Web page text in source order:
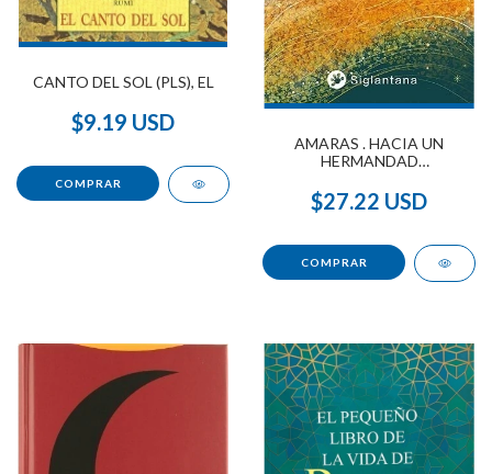
CANTO DEL SOL (PLS), EL
$9.19 USD
AMARAS . HACIA UN
HERMANDAD
$27.22 USD